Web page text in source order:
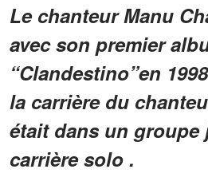
Le chanteur Manu
avec son premier
“Clandestino”en
la carrière du
était dans un groupe
carrière solo .